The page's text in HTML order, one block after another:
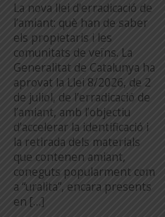
La nova llei d’erradicació de
l’amiant: què han de saber
els propietaris i les
comunitats de veïns. La
Generalitat de Catalunya ha
aprovat la Llei 8/2026, de 2
de juliol, de l’erradicació de
l’amiant, amb l’objectiu
d’accelerar la identificació i
la retirada dels materials
que contenen amiant,
coneguts popularment com
a “uralita”, encara presents
en […]